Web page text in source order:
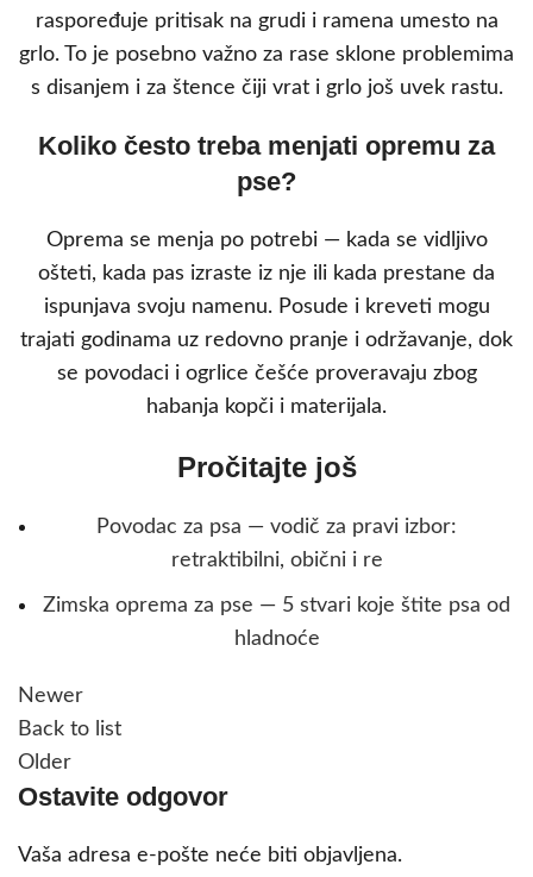
raspoređuje pritisak na grudi i ramena umesto na
grlo. To je posebno važno za rase sklone problemima
s disanjem i za štence čiji vrat i grlo još uvek rastu.
Koliko često treba menjati opremu za
pse?
Oprema se menja po potrebi — kada se vidljivo
ošteti, kada pas izraste iz nje ili kada prestane da
ispunjava svoju namenu. Posude i kreveti mogu
trajati godinama uz redovno pranje i održavanje, dok
se povodaci i ogrlice češće proveravaju zbog
habanja kopči i materijala.
Pročitajte još
Povodac za psa — vodič za pravi izbor:
retraktibilni, obični i re
Zimska oprema za pse — 5 stvari koje štite psa od
hladnoće
Newer
Back to list
Older
Ostavite odgovor
Vaša adresa e-pošte neće biti objavljena.